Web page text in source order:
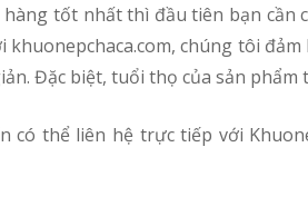
khuonepchaca.com, chúng tôi
Đặc biệt, tuổi thọ của sản